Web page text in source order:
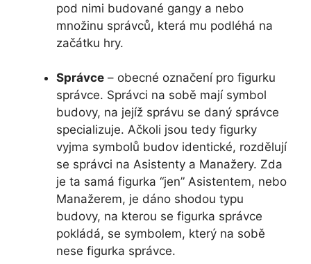
pod nimi budované gangy a nebo
množinu správců, která mu podléhá na
začátku hry.
Správce – obecné označení pro figurku
správce. Správci na sobě mají symbol
budovy, na jejíž správu se daný správce
specializuje. Ačkoli jsou tedy figurky
vyjma symbolů budov identické, rozdělují
se správci na Asistenty a Manažery. Zda
je ta samá figurka “jen” Asistentem, nebo
Manažerem, je dáno shodou typu
budovy, na kterou se figurka správce
pokládá, se symbolem, který na sobě
nese figurka správce.